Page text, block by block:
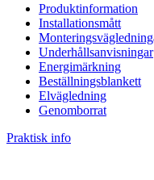
Produktinformation
Installationsmått
Underhållsanvisningar
Energimärkning
Beställningsblankett
Elvägledning
Genomborrat
Praktisk info